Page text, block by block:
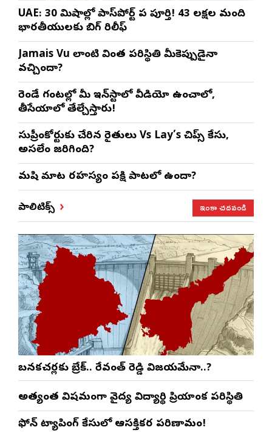
UAE: 30 నిమిషాల్లో పాస్‌పోర్ట్ పని పూర్తి! 43 లక్షల మంది
భారతీయులకు బిగ్ రిలీఫ్
Jamais Vu లాంటి వింత పరిస్థితి మీకెప్పుడైనా
వచ్చిందా?
రెండే గంటల్లో మీ ఇన్‌స్టాలో వీడియో ఉంచాలో,
తీసేయాలో తేల్చేస్తారు!
సుప్రీంకోర్టుకు చేరిన రైతులు Vs Lay’s చిప్స్‌ కేసు,
అసలేం జరిగింది?
మనిషి మాట రహస్యం పక్షి పాటలో ఉందా?
పాలిటిక్స్ ఇంకా చదవండి
బనకచర్లకు బ్రేక్.. రేవంత్ రెడ్డి విజయమేనా..?
అత్యంత విషమంగా వైద్య విద్యార్థిని ప్రియాంక పరిస్థితి
ఫోన్ ట్యాపింగ్ కేసులో ఆసక్తికర పరిణామం!